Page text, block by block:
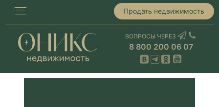
Продать недвижимость
ВОПРОСЫ ЧЕРЕЗ
8 800 200 06 07